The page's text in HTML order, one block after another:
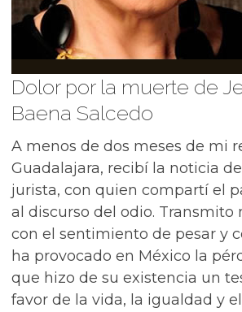
Dolor por la muerte de
Baena Salcedo
A menos de dos meses de mi
Guadalajara, recibí la noticia
jurista, con quien compartí el
al discurso del odio. Transmito
con el sentimiento de pesar y
ha provocado en México la
que hizo de su existencia un
favor de la vida, la igualdad y